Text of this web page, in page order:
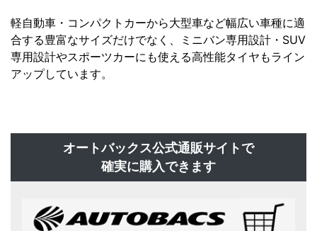
軽自動車・コンパクトカーから大型車など幅広い車種に適
合する豊富なサイズだけでなく、ミニバン専用設計・SUV
専用設計やスポーツカーにも使える高性能タイヤもライン
アップしています。
オートバックス公式通販サイトで
確実に購入できます